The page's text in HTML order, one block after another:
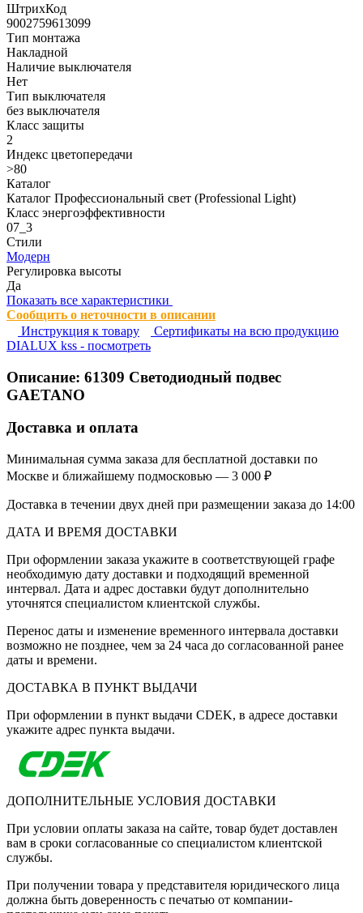
ШтрихКод
9002759613099
Тип монтажа
Накладной
Наличие выключателя
Нет
Тип выключателя
без выключателя
Класс защиты
2
Индекс цветопередачи
>80
Каталог
Каталог Профессиональный свет (Professional Light)
Класс энергоэффективности
07_3
Стили
Модерн
Регулировка высоты
Да
Показать все характеристики
Сообщить о неточности в описании
Инструкция к товару
Сертификаты на всю продукцию
DIALUX kss - посмотреть
Описание: 61309 Светодиодный подвес
GAETANO
Доставка и оплата
Минимальная сумма заказа для бесплатной доставки по
Москве и ближайшему подмосковью — 3 000 ₽
Доставка в течении двух дней при размещении заказа до 14:00
ДАТА И ВРЕМЯ ДОСТАВКИ
При оформлении заказа укажите в соответствующей графе
необходимую дату доставки и подходящий временной
интервал. Дата и адрес доставки будут дополнительно
уточнятся специалистом клиентской службы.
Перенос даты и изменение временного интервала доставки
возможно не позднее, чем за 24 часа до согласованной ранее
даты и времени.
ДОСТАВКА В ПУНКТ ВЫДАЧИ
При оформлении в пункт выдачи CDEK, в адресе доставки
укажите адрес пункта выдачи.
ДОПОЛНИТЕЛЬНЫЕ УСЛОВИЯ ДОСТАВКИ
При условии оплаты заказа на сайте, товар будет доставлен
вам в сроки согласованные со специалистом клиентской
службы.
При получении товара у представителя юридического лица
должна быть доверенность с печатью от компании-